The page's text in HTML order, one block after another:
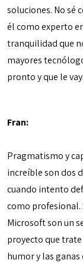
soluciones. No sé
él como experto
tranquilidad que
mayores
pronto y que le
Fran:
Pragmatismo y
increíble son dos
cuando intento
como profesional.
Microsoft son un
proyecto que
humor y las